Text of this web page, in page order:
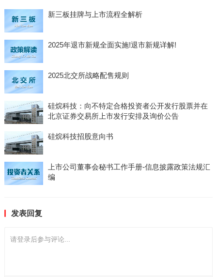
新三板挂牌与上市流程全解析
2025年退市新规全面实施!退市新规详解!
2025北交所战略配售规则
硅烷科技：向不特定合格投资者公开发行股票并在
北京证券交易所上市发行安排及询价公告
硅烷科技招股意向书
上市公司董事会秘书工作手册-信息披露政策法规汇
编
发表回复
请登录后参与评论...